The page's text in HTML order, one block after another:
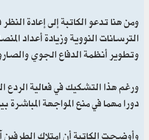
ومن هنا تدعو الكاتبة إلى إعادة
الترسانات النووية وزيادة أعداد
وتطوير أنظمة الدفاع الجوي
ورغم هذا التشكيك في فعالية الردع
دورا مهما في منع المواجهة المباشرة